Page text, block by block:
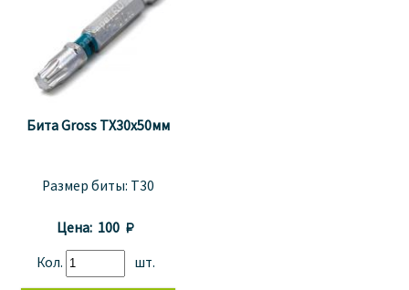
Бита Gross TX30x50мм
Размер биты: T30
Цена: 100 
Кол. шт.